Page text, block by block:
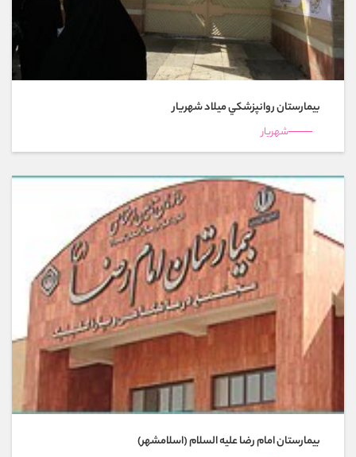
بیمارستان روانپزشكي ميلاد شهريار
شهريار
بیمارستان امام رضا عليه السلام (اسلامشهر)